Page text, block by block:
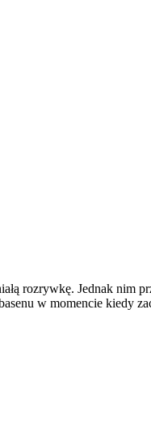
rozrywkę. Jednak
w momencie kiedy